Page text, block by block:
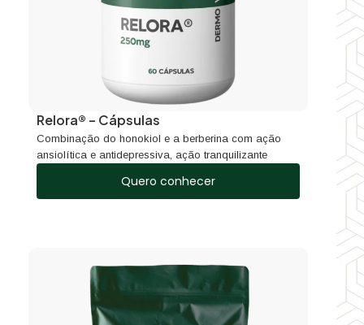
Relora® – Cápsulas
Combinação do honokiol e a berberina com ação
ansiolítica e antidepressiva, ação tranquilizante
Quero conhecer